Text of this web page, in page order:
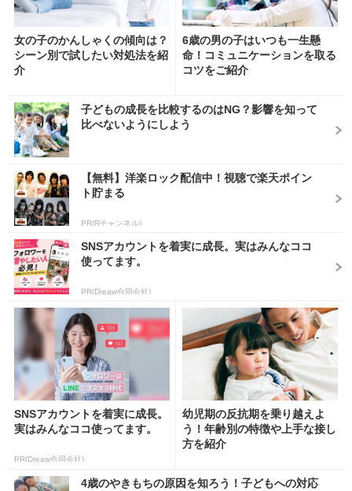
女の子のかんしゃくの傾向は？
シーン別で試したい対処法を紹
介
6歳の男の子はいつも一生懸
命！コミュニケーションを取る
コツをご紹介
子どもの成長を比較するのはNG？影響を知って
比べないようにしよう
【無料】洋楽ロック配信中！視聴で楽天ポイン
ト貯まる
PR(Rチャンネル)
SNSアカウントを着実に成長。実はみんなココ
使ってます。
PR(Dreaw合同会社)
SNSアカウントを着実に成長。
実はみんなココ使ってます。
PR(Dreaw合同会社)
幼児期の反抗期を乗り越えよ
う！年齢別の特徴や上手な接し
方を紹介
4歳のやきもちの原因を知ろう！子どもへの対応